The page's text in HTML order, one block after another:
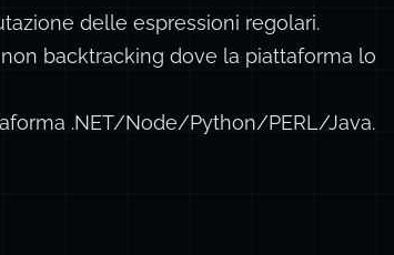
delle espressioni regolari.
backtracking dove la piattaforma lo
.NET/Node/Python/PERL/Java.